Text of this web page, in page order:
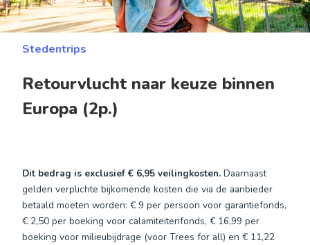
Stedentrips
Retourvlucht naar keuze binnen
Europa (2p.)
Dit bedrag is exclusief€ 6,95 veilingkosten. Daarnaast
gelden verplichte bijkomende kosten die via de aanbieder
betaald moeten worden: € 9 per persoon voor garantiefonds,
€ 2,50 per boeking voor calamiteitenfonds, € 16,99 per
boeking voor milieubijdrage (voor Trees for all) en € 11,22